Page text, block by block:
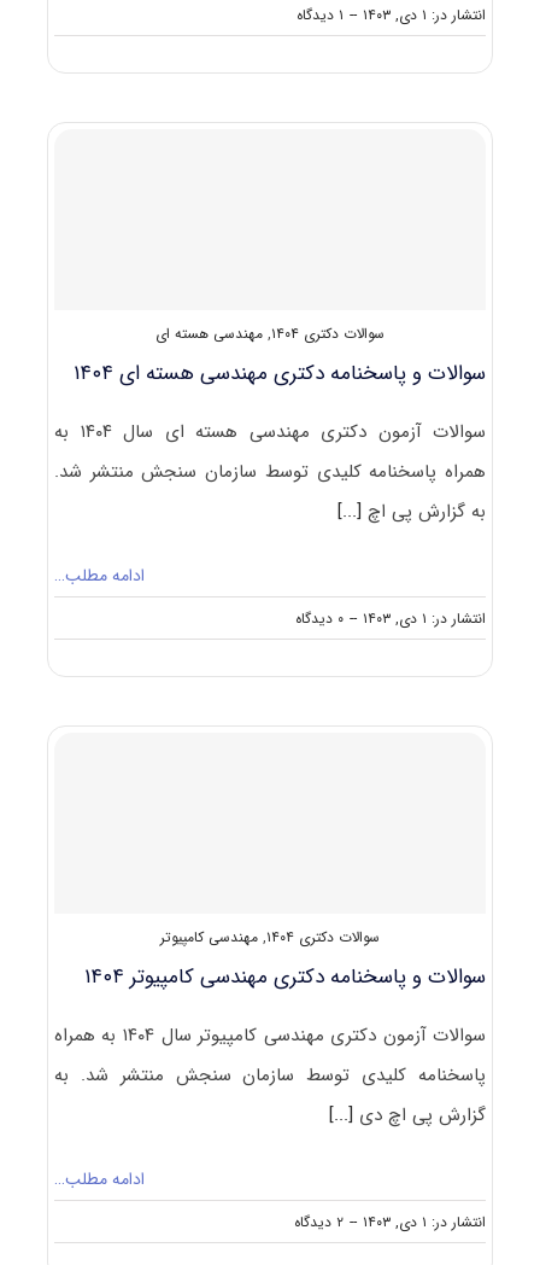
انتشار در: ۱ دی, ۱۴۰۳ -- ۱ دیدگاه
on
سوالات
مهندسی
سوالات دکتری ۱۴۰۴ , مهندسی هسته ای
سوالات و پاسخنامه دکتری مهندسی هسته ای ۱۴۰۴
سوالات آزمون دکتری مهندسی هسته ای سال ۱۴۰۴ به
همراه پاسخنامه کلیدی توسط سازمان سنجش منتشر شد.
به گزارش پی اچ[...]
ادامه مطلب…
انتشار در: ۱ دی, ۱۴۰۳ -- ۰ دیدگاه
on
سوالات
مهندسی
سوالات دکتری ۱۴۰۴ , مهندسی کامپیوتر
سوالات و پاسخنامه دکتری مهندسی کامپیوتر ۱۴۰۴
سوالات آزمون دکتری مهندسی کامپیوتر سال ۱۴۰۴ به همراه
پاسخنامه کلیدی توسط سازمان سنجش منتشر شد. به
گزارش پی اچ دی [...]
ادامه مطلب…
انتشار در: ۱ دی, ۱۴۰۳ -- ۲ دیدگاه
on
سوالات